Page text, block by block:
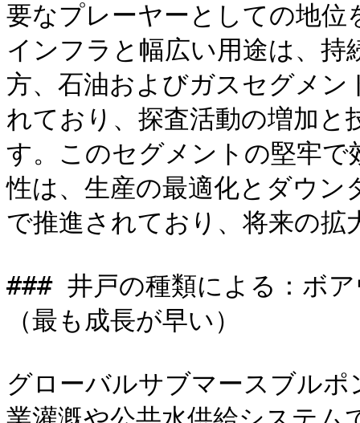
要なプレーヤーとしての地
インフラと幅広い用途は、
方、石油およびガスセグメ
れており、探査活動の増加と
す。このセグメントの堅牢
性は、生産の最適化とダウン
で推進されており、将来の
### 井戸の種類による：ボ
（最も成長が早い）
グローバルサブマースブル